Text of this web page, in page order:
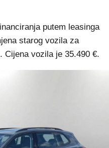
putem leasinga
starog vozila za
Cijena vozila je 35.490 €.